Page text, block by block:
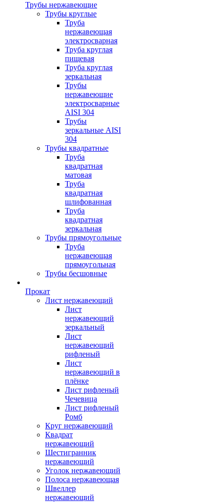
Трубы нержавеющие
Трубы круглые
Труба
нержавеющая
электросварная
Труба круглая
пищевая
Труба круглая
зеркальная
Трубы
нержавеющие
электросварные
AISI 304
Трубы
зеркальные AISI
304
Трубы квадратные
Труба
квадратная
матовая
Труба
квадратная
шлифованная
Труба
квадратная
зеркальная
Трубы прямоугольные
Труба
нержавеющая
прямоугольная
Трубы бесшовные
Прокат
Лист нержавеющий
Лист
нержавеющий
зеркальный
Лист
нержавеющий
рифленый
Лист
нержавеющий в
плёнке
Лист рифленый
Чечевица
Лист рифленый
Ромб
Круг нержавеющий
Квадрат
нержавеющий
Шестигранник
нержавеющий
Уголок нержавеющий
Полоса нержавеющая
Швеллер
нержавеющий